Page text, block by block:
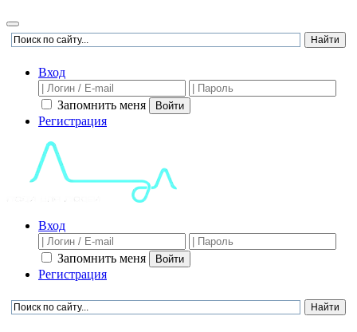
Вход
Запомнить меня Войти
Регистрация
Вход
Запомнить меня Войти
Регистрация